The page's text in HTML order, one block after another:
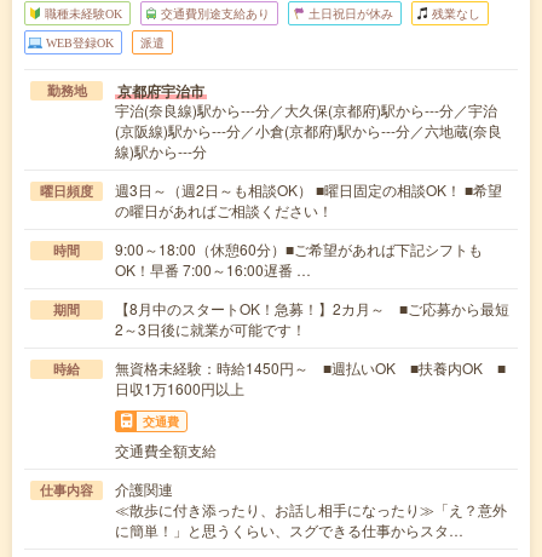
職種未経験OK 交通費別途支給あり 土日祝日が休み 残業なし
WEB登録OK 派遣
勤務地 京都府宇治市
宇治(奈良線)駅から---分／大久保(京都府)駅から---分／宇治
(京阪線)駅から---分／小倉(京都府)駅から---分／六地蔵(奈良
線)駅から---分
曜日頻度
週3日～（週2日～も相談OK） ■曜日固定の相談OK！ ■希望
の曜日があればご相談ください！
時間
9:00～18:00（休憩60分）■ご希望があれば下記シフトも
OK！早番 7:00～16:00遅番 …
期間
【8月中のスタートOK！急募！】2カ月～ ■ご応募から最短
2～3日後に就業が可能です！
時給
無資格未経験：時給1450円～ ■週払いOK ■扶養内OK ■
日収1万1600円以上
交通費
交通費全額支給
仕事内容
介護関連
≪散歩に付き添ったり、お話し相手になったり≫「え？意外
に簡単！」と思うくらい、スグできる仕事からスタ…